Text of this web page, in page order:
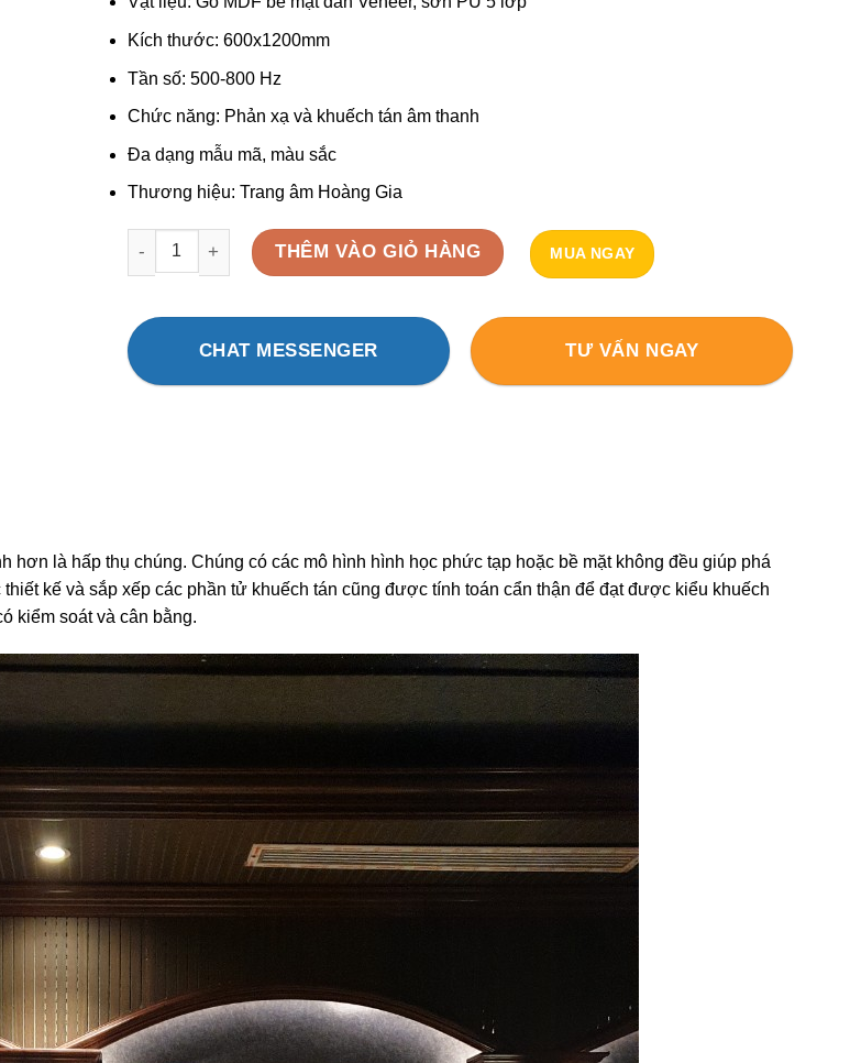
Kích thước: 600x1200mm
Tần số: 500-800 Hz
Chức năng: Phản xạ và khuếch tán âm thanh
Đa dạng mẫu mã, màu sắc
Thương hiệu: Trang âm Hoàng Gia
Tấm tán âm 3D ACOUSTIC HG – DIFFUSER HG23 số lượng
THÊM VÀO GIỎ HÀNG MUA NGAY
CHAT MESSENGER TƯ VẤN NGAY
hơn là hấp thụ chúng. Chúng có các mô hình hình học phức tạp hoặc bề mặt không đều giúp phá
kế và sắp xếp các phần tử khuếch tán cũng được tính toán cẩn thận để đạt được kiểu khuếch
kiểm soát và cân bằng.